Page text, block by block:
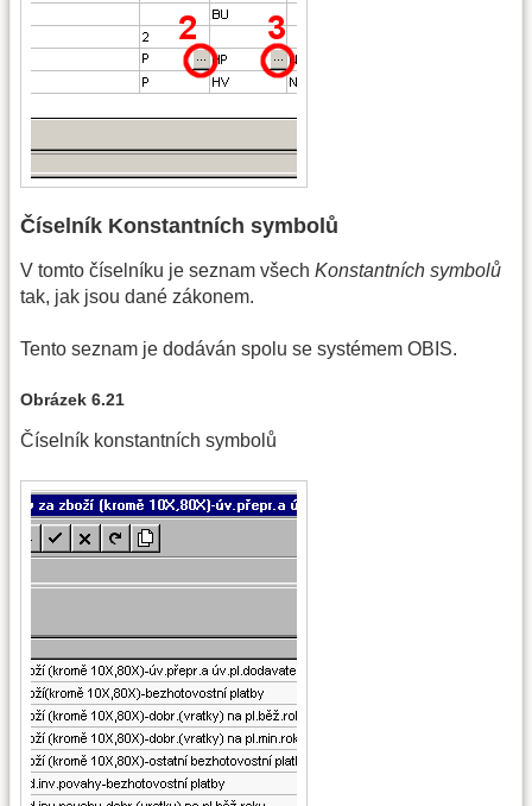
Číselník Konstantních symbolů
V tomto číselníku je seznam všech Konstantních symbolů
tak, jak jsou dané zákonem.
Tento seznam je dodáván spolu se systémem OBIS.
Obrázek 6.21
Číselník konstantních symbolů